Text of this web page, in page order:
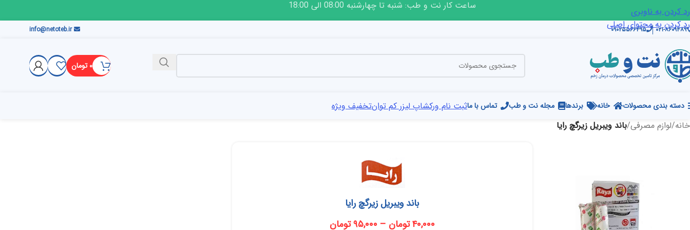
رد کردن به ناوبری
رد کردن به محتوای اصلی
ساعت کار نت و طب: شنبه تا چهارشنبه 08:00 الی 18:00
۰۲۱-۸۶۰۹۴۸۹۹ ۰۹۰۲۵۵۶۶۴۹۵ info@netoteb.ir
۰ تومان
دسته بندی محصولات خانه برندها مجله نت و طب تماس با ماثبت نام ورکشاپ لیزر کم توانتخفیف ویژه
خانه/لوازم مصرفی/باند ویبریل زیرگچ رایا
باند ویبریل زیرگچ رایا
۴۰,۰۰۰تومان – ۹۵,۰۰۰تومان